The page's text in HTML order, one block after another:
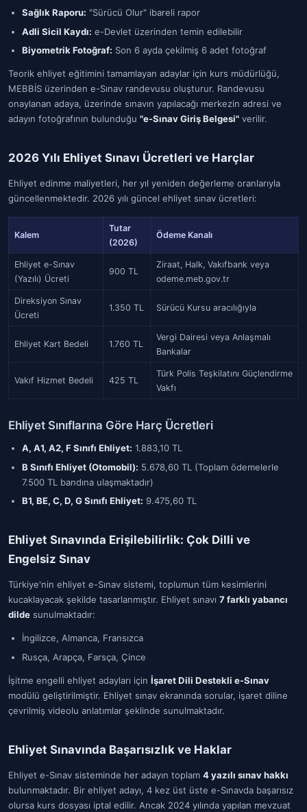
Sağlık Raporu: "Sürücü Olur" ibareli rapor
Adli Sicil Kaydı: e-Devlet üzerinden temin edilebilir
Biyometrik Fotoğraf: Son 6 ayda çekilmiş 6 adet fotoğraf
Teorik ehliyet eğitimini tamamlayan adaylar için kurs müdürlüğü,
MEBBİS üzerinden e-Sınav randevusu oluşturur. Randevusu
onaylanan adaya, üzerinde sınavın yapılacağı merkezin adresi ve
adayın fotoğrafının bulunduğu "e-Sınav Giriş Belgesi" verilir.
2026 Yılı Ehliyet Sınavı Ücretleri ve Harçlar
Ehliyet edinme maliyetleri, her yıl yeniden değerleme oranlarıyla
güncellenmektedir. 2026 yılı güncel ehliyet sınav ücretleri:
Kalem
Tutar
(2026)
Ödeme Kanalı
Ehliyet e-Sınav
(Yazılı) Ücreti
900 TL
Ziraat, Halk, Vakıfbank veya
odeme.meb.gov.tr
Direksiyon Sınav
Ücreti
1.350 TL Sürücü Kursu aracılığıyla
Ehliyet Kart Bedeli 1.760 TL
Vergi Dairesi veya Anlaşmalı
Bankalar
Vakıf Hizmet Bedeli 425 TL
Türk Polis Teşkilatını Güçlendirme
Vakfı
Ehliyet Sınıflarına Göre Harç Ücretleri
A, A1, A2, F Sınıfı Ehliyet: 1.883,10 TL
B Sınıfı Ehliyet (Otomobil): 5.678,60 TL (Toplam ödemelerle
7.500 TL bandına ulaşmaktadır)
B1, BE, C, D, G Sınıfı Ehliyet: 9.475,60 TL
Ehliyet Sınavında Erişilebilirlik: Çok Dilli ve
Engelsiz Sınav
Türkiye'nin ehliyet e-Sınav sistemi, toplumun tüm kesimlerini
kucaklayacak şekilde tasarlanmıştır. Ehliyet sınavı 7 farklı yabancı
dilde sunulmaktadır:
İngilizce, Almanca, Fransızca
Rusça, Arapça, Farsça, Çince
İşitme engelli ehliyet adayları için İşaret Dili Destekli e-Sınav
modülü geliştirilmiştir. Ehliyet sınav ekranında sorular, işaret diline
çevrilmiş videolu anlatımlar şeklinde sunulmaktadır.
Ehliyet Sınavında Başarısızlık ve Haklar
Ehliyet e-Sınav sisteminde her adayın toplam 4 yazılı sınav hakkı
bulunmaktadır. Bir ehliyet adayı, 4 kez üst üste e-Sınavda başarısız
olursa kurs dosyası iptal edilir. Ancak 2024 yılında yapılan mevzuat